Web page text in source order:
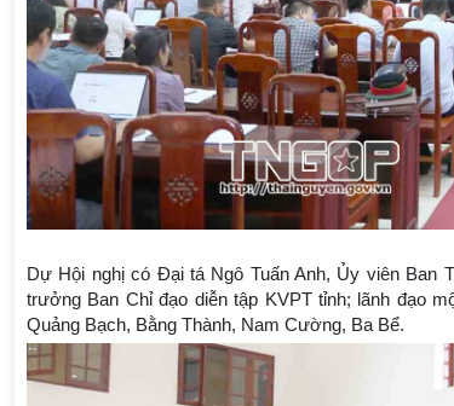
Dự Hội nghị có Đại tá Ngô Tuấn Anh, Ủy viên Ban
trưởng Ban Chỉ đạo diễn tập KVPT tỉnh; lãnh đạo
Quảng Bạch, Bằng Thành, Nam Cường, Ba Bể.